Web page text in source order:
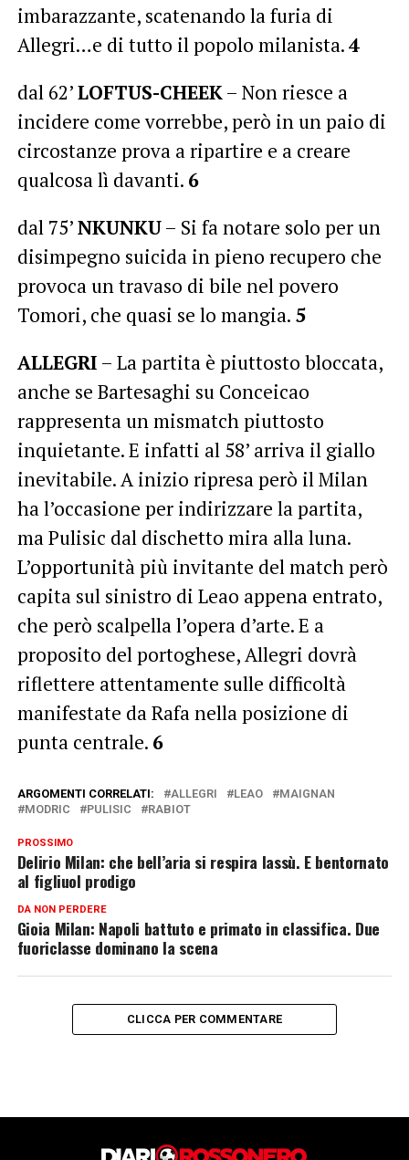
imbarazzante, scatenando la furia di
Allegri…e di tutto il popolo milanista.4
dal 62’LOFTUS-CHEEK– Non riesce a
incidere come vorrebbe, però in un paio di
circostanze prova a ripartire e a creare
qualcosa lì davanti. 6
dal 75’NKUNKU– Si fa notare solo per un
disimpegno suicida in pieno recupero che
provoca un travaso di bile nel povero
Tomori, che quasi se lo mangia. 5
ALLEGRI – La partita è piuttosto bloccata,
anche se Bartesaghi su Conceicao
rappresenta un mismatch piuttosto
inquietante. E infatti al 58’ arriva il giallo
inevitabile. A inizio ripresa però il Milan
ha l’occasione per indirizzare la partita,
ma Pulisic dal dischetto mira alla luna.
L’opportunità più invitante del match però
capita sul sinistro di Leao appena entrato,
che però scalpella l’opera d’arte. E a
proposito del portoghese, Allegri dovrà
riflettere attentamente sulle difficoltà
manifestate da Rafa nella posizione di
punta centrale. 6
ARGOMENTI CORRELATI: ALLEGRI LEAO
MAIGNAN
MODRIC
PULISIC RABIOT
PROSSIMO
Delirio Milan: che bell’aria si respira lassù. E bentornato
al figliuol prodigo
DA NON PERDERE
Gioia Milan: Napoli battuto e primato in classifica. Due
fuoriclasse dominano la scena
CLICCA PER COMMENTARE